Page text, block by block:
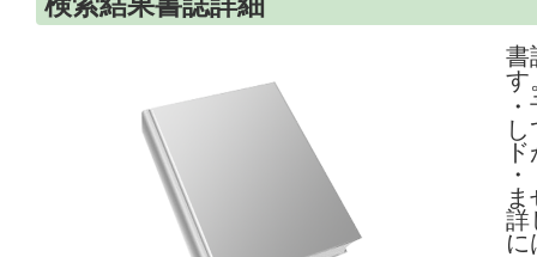
書
す
詳
に